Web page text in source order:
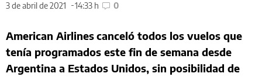
3 de abril de 2021
14:33 h 0
American Airlinescanceló todos los vuelos que
tenía programados este fin de semana desde
Argentina a Estados Unidos, sin posibilidad de